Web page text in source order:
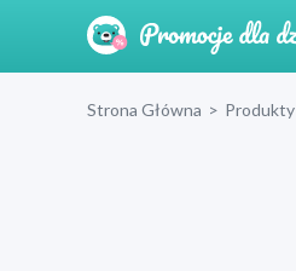
Strona Główna > Produkty